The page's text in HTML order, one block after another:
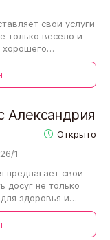
свои услуги
только весело и
хорошего
Открыто
Александрия
1
предлагает свои
досуг не только
здоровья и